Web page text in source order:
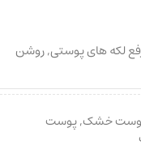
لکه های پوستی,روشن
خشک,پوست